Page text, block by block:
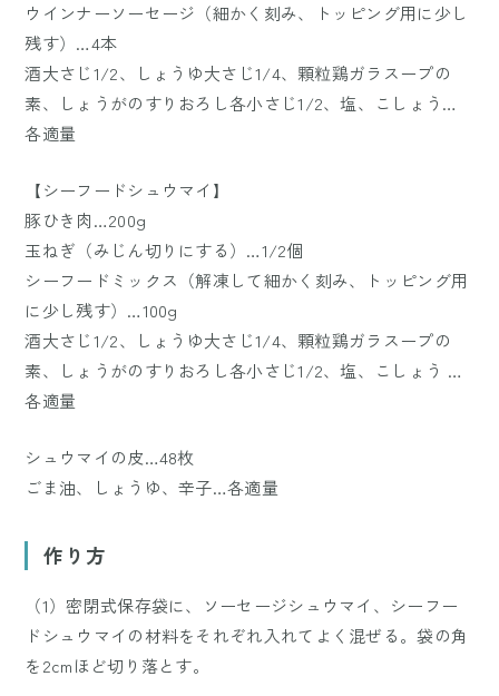
ウインナーソーセージ（細かく刻み、トッピング用に少し
残す）…4本
酒大さじ1/2、しょうゆ大さじ1/4、顆粒鶏ガラスープの
素、しょうがのすりおろし各小さじ1/2、塩、こしょう…
各適量
【シーフードシュウマイ】
豚ひき肉…200g
玉ねぎ（みじん切りにする）…1/2個
シーフードミックス（解凍して細かく刻み、トッピング用
に少し残す）…100g
酒大さじ1/2、しょうゆ大さじ1/4、顆粒鶏ガラスープの
素、しょうがのすりおろし各小さじ1/2、塩、こしょう …
各適量
シュウマイの皮…48枚
ごま油、しょうゆ、辛子…各適量
作り方
（1）密閉式保存袋に、ソーセージシュウマイ、シーフー
ドシュウマイの材料をそれぞれ入れてよく混ぜる。袋の角
を2cmほど切り落とす。